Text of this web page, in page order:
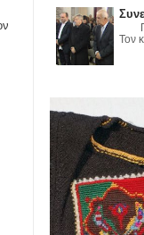
Τον